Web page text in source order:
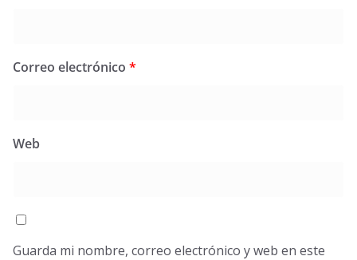
Correo electrónico *
Web
Guarda mi nombre, correo electrónico y web en este